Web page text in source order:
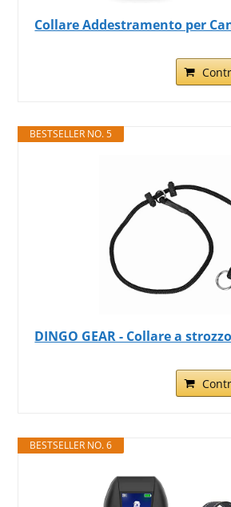
Collare Addestramento per
BESTSELLER NO. 5
DINGO GEAR - Collare a
BESTSELLER NO. 6